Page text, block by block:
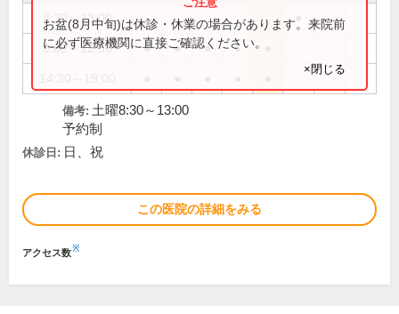
8:30～13:00
9:00～12:30 ● ● ● ●
お盆(8月中旬)は休診・休業の場合があります。来院前
に必ず医療機関に直接ご確認ください。
×閉じる
備考: 土曜8:30～13:00
予約制
休診日: 日、祝
この医院の詳細をみる
アクセス数※